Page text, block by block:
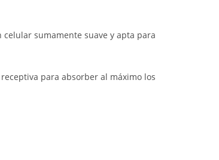
sumamente suave y apta para
para absorber al máximo los